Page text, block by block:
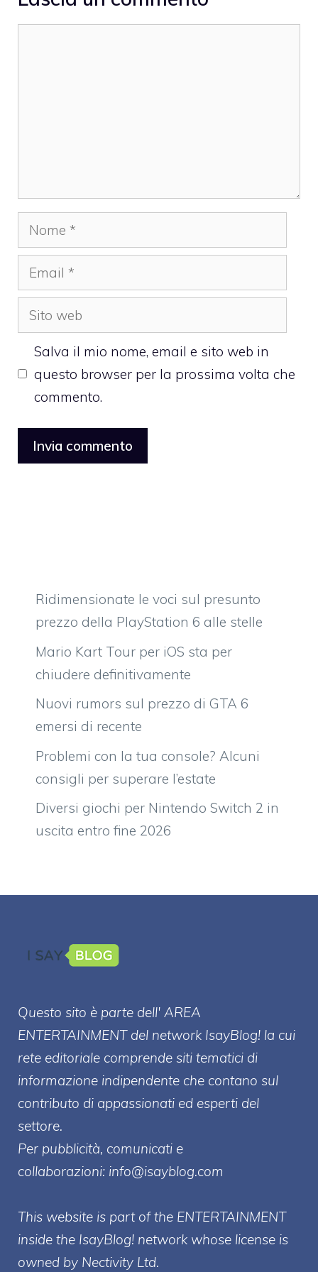
Nome
Email
Sito
web
Salva il mio nome, email e sito web in
questo browser per la prossima volta che
commento.
Ridimensionate le voci sul presunto
prezzo della PlayStation 6 alle stelle
Mario Kart Tour per iOS sta per
chiudere definitivamente
Nuovi rumors sul prezzo di GTA 6
emersi di recente
Problemi con la tua console? Alcuni
consigli per superare l’estate
Diversi giochi per Nintendo Switch 2 in
uscita entro fine 2026
Questo sito è parte dell' AREA
ENTERTAINMENT del network IsayBlog! la cui
rete editoriale comprende siti tematici di
informazione indipendente che contano sul
contributo di appassionati ed esperti del
settore.
Per pubblicità, comunicati e
collaborazioni: info@isayblog.com
This website is part of the ENTERTAINMENT
inside the IsayBlog! network whose license is
owned by Nectivity Ltd.